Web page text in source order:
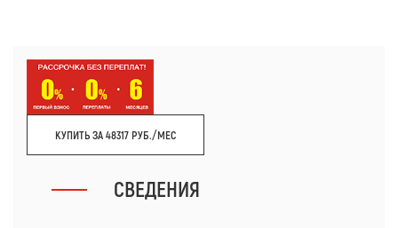
КУПИТЬ ЗА 48317 РУБ./МЕС
СВЕДЕНИЯ